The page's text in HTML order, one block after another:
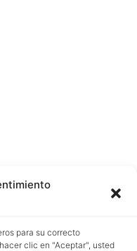
para su correcto
clic en "Aceptar", usted